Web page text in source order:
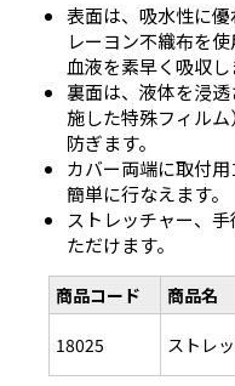
表面は、吸水性に
レーヨン不織布を
血液を素早く吸収し
裏面は、液体を浸
施した特殊フィル
防ぎます。
カバー両端に取付
簡単に行なえます。
ストレッチャー、
ただけます。
商品コード 商品名
18025 ストレ